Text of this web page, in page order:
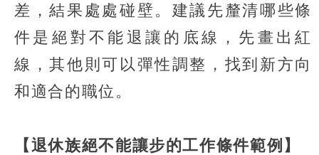
差，結果處處碰壁。建議先釐清哪些條
件是絕對不能退讓的底線，先畫出紅
線，其他則可以彈性調整，找到新方向
和適合的職位。
【退休族絕不能讓步的工作條件範例】